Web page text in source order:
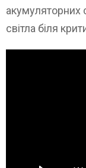
акумуляторних
світла біля